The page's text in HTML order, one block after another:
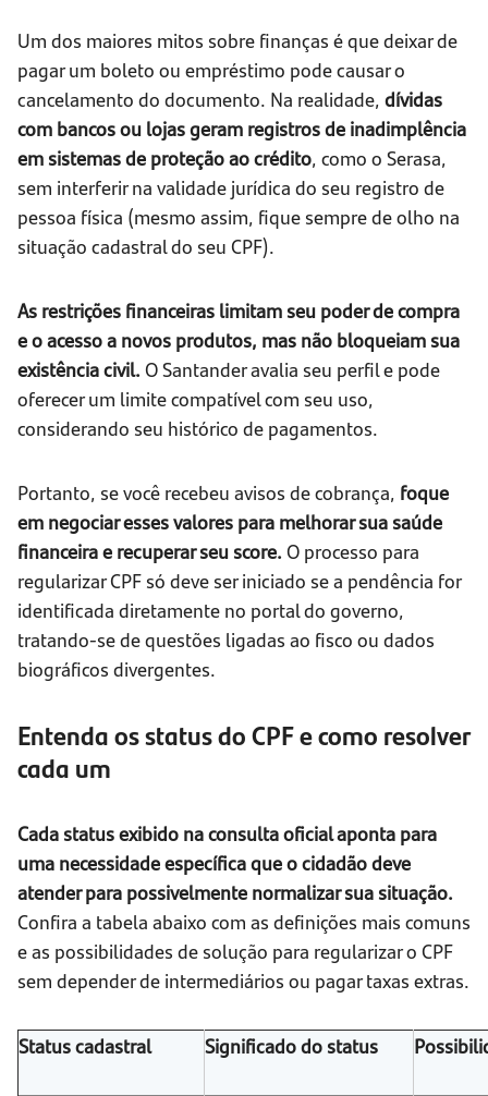
Um dos maiores mitos sobre finanças é que deixar de
pagar um boleto ou empréstimo pode causar o
cancelamento do documento. Na realidade, dívidas
com bancos ou lojas geram registros de inadimplência
em sistemas de proteção ao crédito, como o Serasa,
sem interferir na validade jurídica do seu registro de
pessoa física (mesmo assim, fique sempre de olho na
situação cadastral do seu CPF).
As restrições financeiras limitam seu poder de compra
e o acesso a novos produtos, mas não bloqueiam sua
existência civil. O Santander avalia seu perfil e pode
oferecer um limite compatível com seu uso,
considerando seu histórico de pagamentos.
Portanto, se você recebeu avisos de cobrança, foque
em negociar esses valores para melhorar sua saúde
financeira e recuperar seu score. O processo para
regularizar CPF só deve ser iniciado se a pendência for
identificada diretamente no portal do governo,
tratando-se de questões ligadas ao fisco ou dados
biográficos divergentes.
Entenda os status do CPF e como resolver
cada um
Cada status exibido na consulta oficial aponta para
uma necessidade específica que o cidadão deve
atender para possivelmente normalizar sua situação.
Confira a tabela abaixo com as definições mais comuns
e as possibilidades de solução para regularizar o CPF
sem depender de intermediários ou pagar taxas extras.
Status cadastral Significado do status